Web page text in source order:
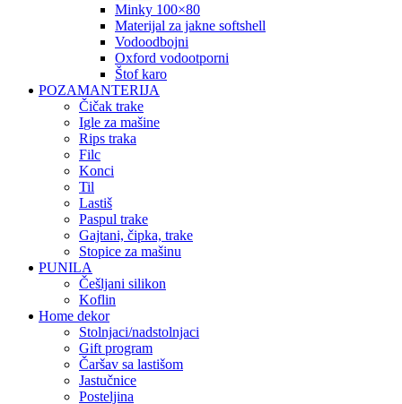
minky 100×80
materijal za jakne softshell
vodoodbojni
oxford vodootporni
štof karo
POZAMANTERIJA
čičak trake
igle za mašine
rips traka
filc
konci
til
lastiš
paspul trake
gajtani, čipka, trake
stopice za mašinu
PUNILA
češljani silikon
koflin
Home dekor
stolnjaci/nadstolnjaci
gift program
čaršav sa lastišom
jastučnice
posteljina